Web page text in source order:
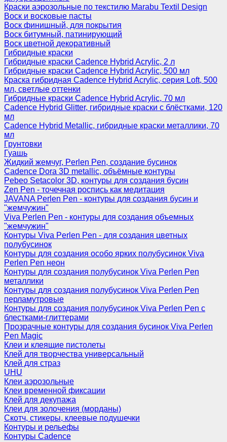
Краски аэрозольные по текстилю Marabu Textil Design
Воск и восковые пасты
Воск финишный, для покрытия
Воск битумный, патинирующий
Воск цветной декоративный
Гибридные краски
Гибридные краски Cadence Hybrid Acrylic, 2 л
Гибридные краски Cadence Hybrid Acrylic, 500 мл
Краска гибридная Cadence Hybrid Acrylic, серия Loft, 500
мл, светлые оттенки
Гибридные краски Cadence Hybrid Acrylic, 70 мл
Cadence Hybrid Glitter, гибридные краски с блёстками, 120
мл
Cadence Hybrid Metallic, гибридные краски металлики, 70
мл
Грунтовки
Гуашь
Жидкий жемчуг, Perlen Pen, создание бусинок
Cadence Dora 3D metallic, объёмные контуры
Pebeo Setacolor 3D, контуры для создания бусин
Zen Pen - точечная роспись как медитация
JAVANA Perlen Pen - контуры для создания бусин и
"жемчужин"
Viva Perlen Pen - контуры для создания объемных
"жемчужин"
Контуры Viva Perlen Pen - для создания цветных
полубусинок
Контуры для создания особо ярких полубусинок Viva
Perlen Pen неон
Контуры для создания полубусинок Viva Perlen Pen
металлики
Контуры для создания полубусинок Viva Perlen Pen
перламутровые
Контуры для создания полубусинок Viva Perlen Pen с
блестками-глиттерами
Прозрачные контуры для создания бусинок Viva Perlen
Pen Magic
Клеи и клеящие пистолеты
Клей для творчества универсальный
Клей для страз
UHU
Клеи аэрозольные
Клеи временной фиксации
Клей для декупажа
Клеи для золочения (морданы)
Скотч, стикеры, клеевые подушечки
Контуры и рельефы
Контуры Cadence